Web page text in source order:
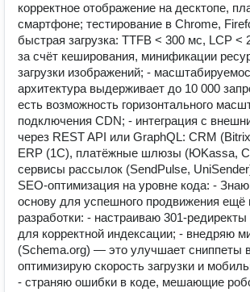
корректное отображение на десктопе,
смартфоне; тестирование в Chrome,
быстрая загрузка: TTFB < 300 мс, LCP
за счёт кеширования, минификации
загрузки изображений; -
архитектура выдерживает до 10 000
есть возможность горизонтального
подключения CDN; - интеграция с
через REST API или GraphQL: CRM
ERP (1C), платёжные шлюзы (ЮKassa,
сервисы рассылок (SendPulse,
SEO‑оптимизация на уровне кода: -
основу для успешного продвижения ещё
разработки: - настраиваю 301‑редиректы
для корректной индексации; - внедряю
(Schema.org) — это улучшает сниппеты
оптимизирую скорость загрузки и
- страняю ошибки в коде, мешающие